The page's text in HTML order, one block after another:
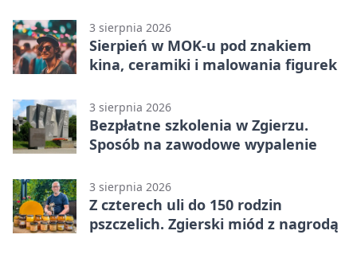
3 sierpnia 2026
Sierpień w MOK-u pod znakiem
kina, ceramiki i malowania figurek
3 sierpnia 2026
Bezpłatne szkolenia w Zgierzu.
Sposób na zawodowe wypalenie
3 sierpnia 2026
Z czterech uli do 150 rodzin
pszczelich. Zgierski miód z nagrodą